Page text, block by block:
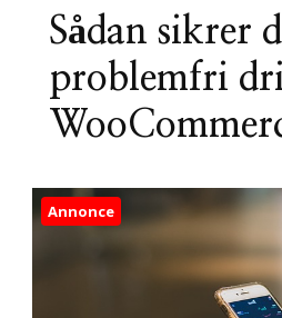
Sådan sikrer
problemfri
Annonce